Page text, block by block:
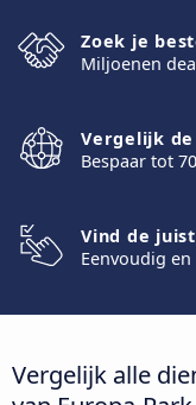
Zoek je
Miljoenen
Vergelijk
Bespaar tot
Vind de
Eenvoudig
Vergelijk alle